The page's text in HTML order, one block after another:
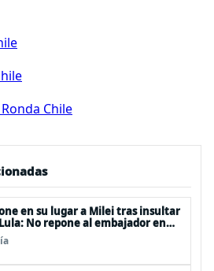
Chile
en su lugar a Milei tras insultar
No repone al embajador en
la relación bilateral